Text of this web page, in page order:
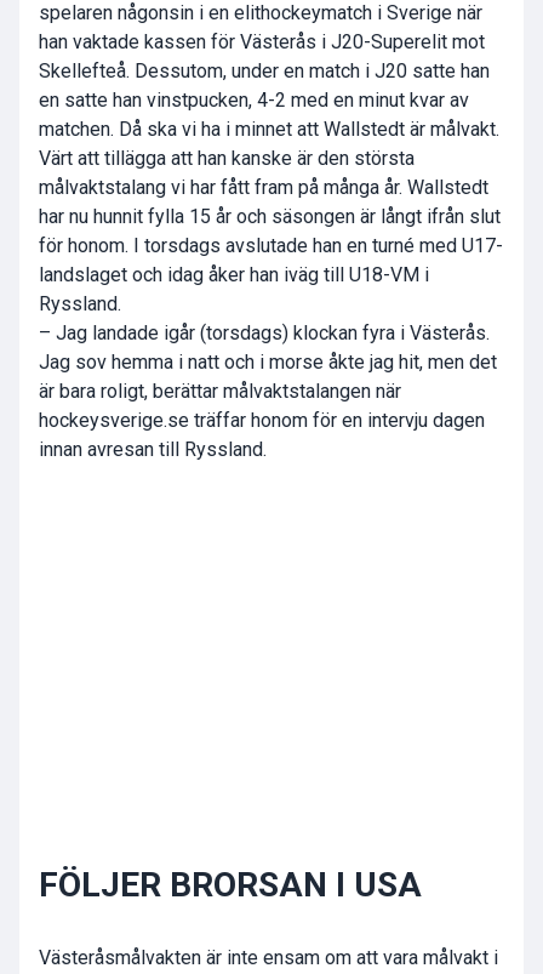
spelaren någonsin i en elithockeymatch i Sverige när
han vaktade kassen för Västerås i J20-Superelit mot
Skellefteå. Dessutom, under en match i J20 satte han
en satte han vinstpucken, 4-2 med en minut kvar av
matchen. Då ska vi ha i minnet att Wallstedt är målvakt.
Värt att tillägga att han kanske är den största
målvaktstalang vi har fått fram på många år. Wallstedt
har nu hunnit fylla 15 år och säsongen är långt ifrån slut
för honom. I torsdags avslutade han en turné med U17-
landslaget och idag åker han iväg till U18-VM i
Ryssland.
– Jag landade igår (torsdags) klockan fyra i Västerås.
Jag sov hemma i natt och i morse åkte jag hit, men det
är bara roligt, berättar målvaktstalangen när
hockeysverige.se träffar honom för en intervju dagen
innan avresan till Ryssland.
FÖLJER BRORSAN I USA
Västeråsmålvakten är inte ensam om att vara målvakt i